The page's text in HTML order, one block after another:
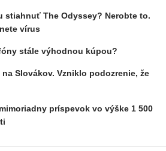
stiahnuť The Odyssey? Nerobte to.
vírus
stále výhodnou kúpou?
Slovákov. Vzniklo podozrenie, že
príspevok vo výške 1 500